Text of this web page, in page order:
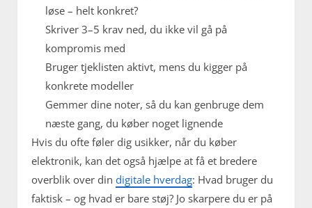
løse – helt konkret?
Skriver 3–5 krav ned, du ikke vil gå på
kompromis med
Bruger tjeklisten aktivt, mens du kigger på
konkrete modeller
Gemmer dine noter, så du kan genbruge dem
næste gang, du køber noget lignende
Hvis du ofte føler dig usikker, når du køber
elektronik, kan det også hjælpe at få et bredere
overblik over din digitale hverdag: Hvad bruger du
faktisk – og hvad er bare støj? Jo skarpere du er på